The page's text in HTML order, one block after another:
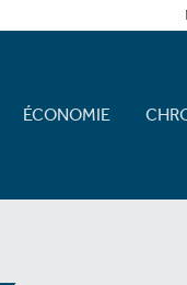
ÉCONOMIE